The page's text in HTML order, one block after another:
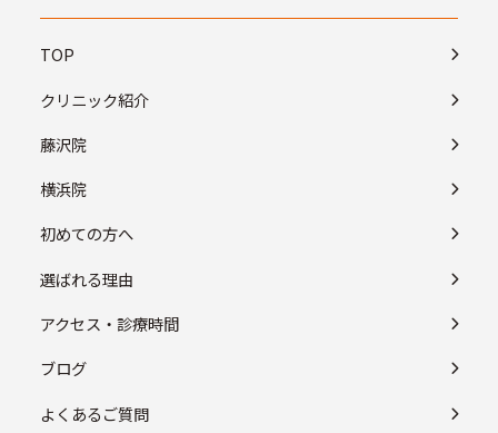
TOP
クリニック紹介
藤沢院
横浜院
初めての方へ
選ばれる理由
アクセス・診療時間
ブログ
よくあるご質問